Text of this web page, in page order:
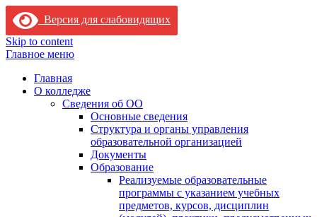
Версия для слабовидящих
Skip to content
Главное меню
Главная
О колледже
Сведения об ОО
Основные сведения
Структура и органы управления
образовательной организацией
Документы
Образование
Реализуемые образовательные
программы с указанием учебных
предметов, курсов, дисциплин